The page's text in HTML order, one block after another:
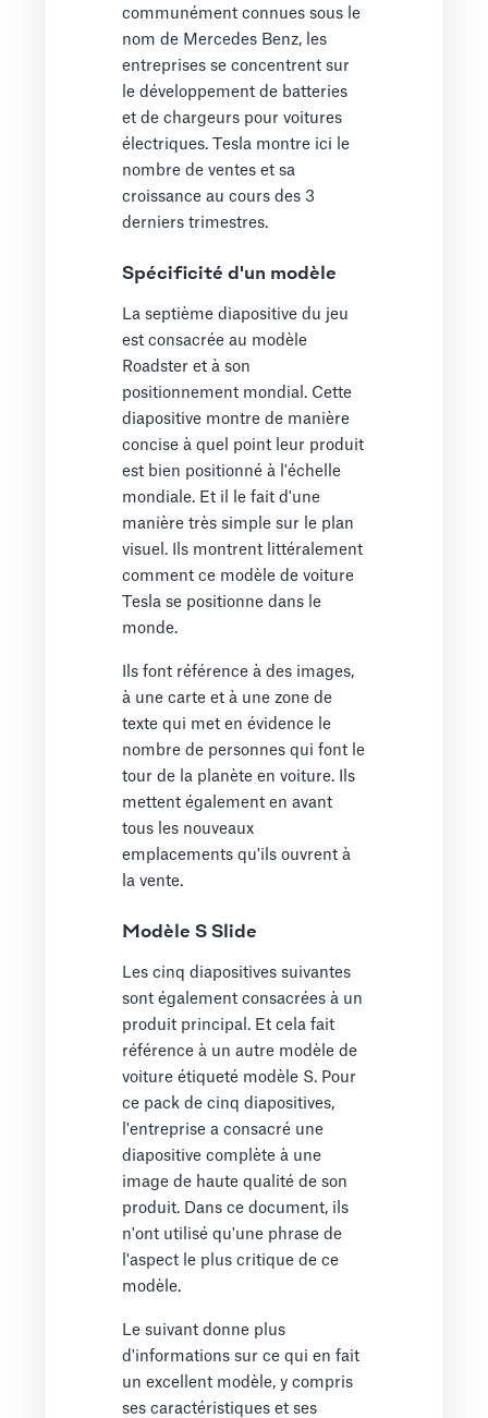
communément connues sous le
nom de Mercedes Benz, les
entreprises se concentrent sur
le développement de batteries
et de chargeurs pour voitures
électriques. Tesla montre ici le
nombre de ventes et sa
croissance au cours des 3
derniers trimestres.
Spécificité d'un modèle
La septième diapositive du jeu
est consacrée au modèle
Roadster et à son
positionnement mondial. Cette
diapositive montre de manière
concise à quel point leur produit
est bien positionné à l'échelle
mondiale. Et il le fait d'une
manière très simple sur le plan
visuel. Ils montrent littéralement
comment ce modèle de voiture
Tesla se positionne dans le
monde.
Ils font référence à des images,
à une carte et à une zone de
texte qui met en évidence le
nombre de personnes qui font le
tour de la planète en voiture. Ils
mettent également en avant
tous les nouveaux
emplacements qu'ils ouvrent à
la vente.
Modèle S Slide
Les cinq diapositives suivantes
sont également consacrées à un
produit principal. Et cela fait
référence à un autre modèle de
voiture étiqueté modèle S. Pour
ce pack de cinq diapositives,
l'entreprise a consacré une
diapositive complète à une
image de haute qualité de son
produit. Dans ce document, ils
n'ont utilisé qu'une phrase de
l'aspect le plus critique de ce
modèle.
Le suivant donne plus
d'informations sur ce qui en fait
un excellent modèle, y compris
ses caractéristiques et ses